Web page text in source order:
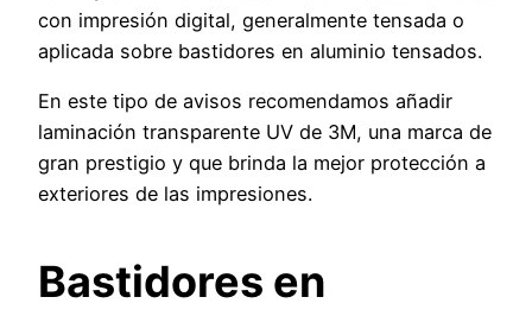
con impresión digital, generalmente tensada o
aplicada sobre bastidores en aluminio tensados.
En este tipo de avisos recomendamos añadir
laminación transparente UV de 3M, una marca de
gran prestigio y que brinda la mejor protección a
exteriores de las impresiones.
Bastidores en